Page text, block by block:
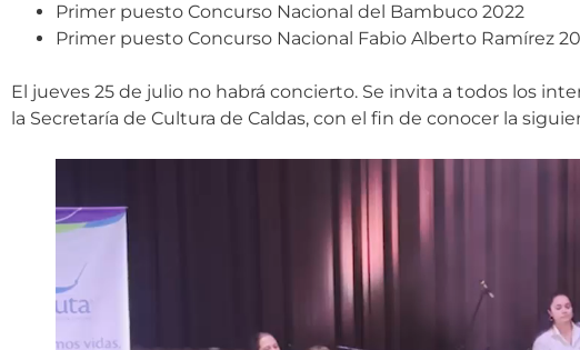
Primer puesto Concurso Nacional del Bambuco 2022
Primer puesto Concurso Nacional Fabio Alberto Ramírez
El jueves 25 de julio no habrá concierto. Se invita a todos los
la Secretaría de Cultura de Caldas, con el fin de conocer la